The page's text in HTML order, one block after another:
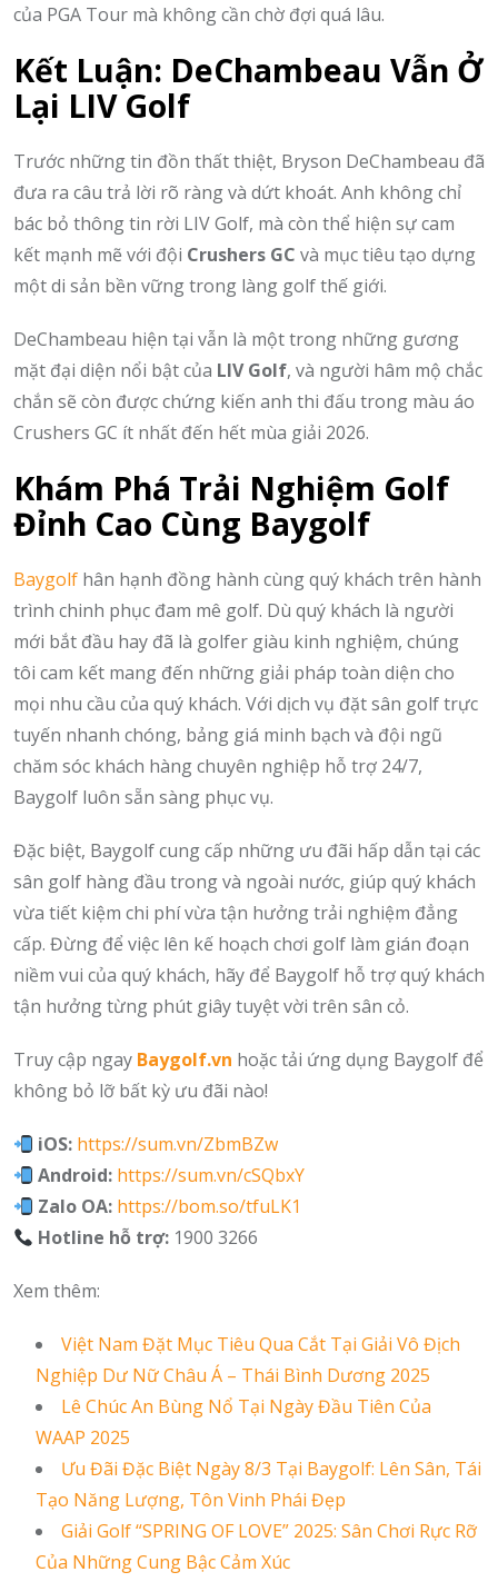
của PGA Tour mà không cần chờ đợi quá lâu.
Kết Luận: DeChambeau Vẫn Ở
Lại LIV Golf
Trước những tin đồn thất thiệt, Bryson DeChambeau đã
đưa ra câu trả lời rõ ràng và dứt khoát. Anh không chỉ
bác bỏ thông tin rời LIV Golf, mà còn thể hiện sự cam
kết mạnh mẽ với đội Crushers GC và mục tiêu tạo dựng
một di sản bền vững trong làng golf thế giới.
DeChambeau hiện tại vẫn là một trong những gương
mặt đại diện nổi bật của LIV Golf, và người hâm mộ chắc
chắn sẽ còn được chứng kiến anh thi đấu trong màu áo
Crushers GC ít nhất đến hết mùa giải 2026.
Khám Phá Trải Nghiệm Golf
Đỉnh Cao Cùng Baygolf
Baygolf hân hạnh đồng hành cùng quý khách trên hành
trình chinh phục đam mê golf. Dù quý khách là người
mới bắt đầu hay đã là golfer giàu kinh nghiệm, chúng
tôi cam kết mang đến những giải pháp toàn diện cho
mọi nhu cầu của quý khách. Với dịch vụ đặt sân golf trực
tuyến nhanh chóng, bảng giá minh bạch và đội ngũ
chăm sóc khách hàng chuyên nghiệp hỗ trợ 24/7,
Baygolf luôn sẵn sàng phục vụ.
Đặc biệt, Baygolf cung cấp những ưu đãi hấp dẫn tại các
sân golf hàng đầu trong và ngoài nước, giúp quý khách
vừa tiết kiệm chi phí vừa tận hưởng trải nghiệm đẳng
cấp. Đừng để việc lên kế hoạch chơi golf làm gián đoạn
niềm vui của quý khách, hãy để Baygolf hỗ trợ quý khách
tận hưởng từng phút giây tuyệt vời trên sân cỏ.
Truy cập ngay Baygolf.vn hoặc tải ứng dụng Baygolf để
không bỏ lỡ bất kỳ ưu đãi nào!
iOS: https://sum.vn/ZbmBZw
Android: https://sum.vn/cSQbxY
Zalo OA: https://bom.so/tfuLK1
Hotline hỗ trợ: 1900 3266
Xem thêm:
Việt Nam Đặt Mục Tiêu Qua Cắt Tại Giải Vô Địch
Nghiệp Dư Nữ Châu Á – Thái Bình Dương 2025
Lê Chúc An Bùng Nổ Tại Ngày Đầu Tiên Của
WAAP 2025
Ưu Đãi Đặc Biệt Ngày 8/3 Tại Baygolf: Lên Sân, Tái
Tạo Năng Lượng, Tôn Vinh Phái Đẹp
Giải Golf “SPRING OF LOVE” 2025: Sân Chơi Rực Rỡ
Của Những Cung Bậc Cảm Xúc